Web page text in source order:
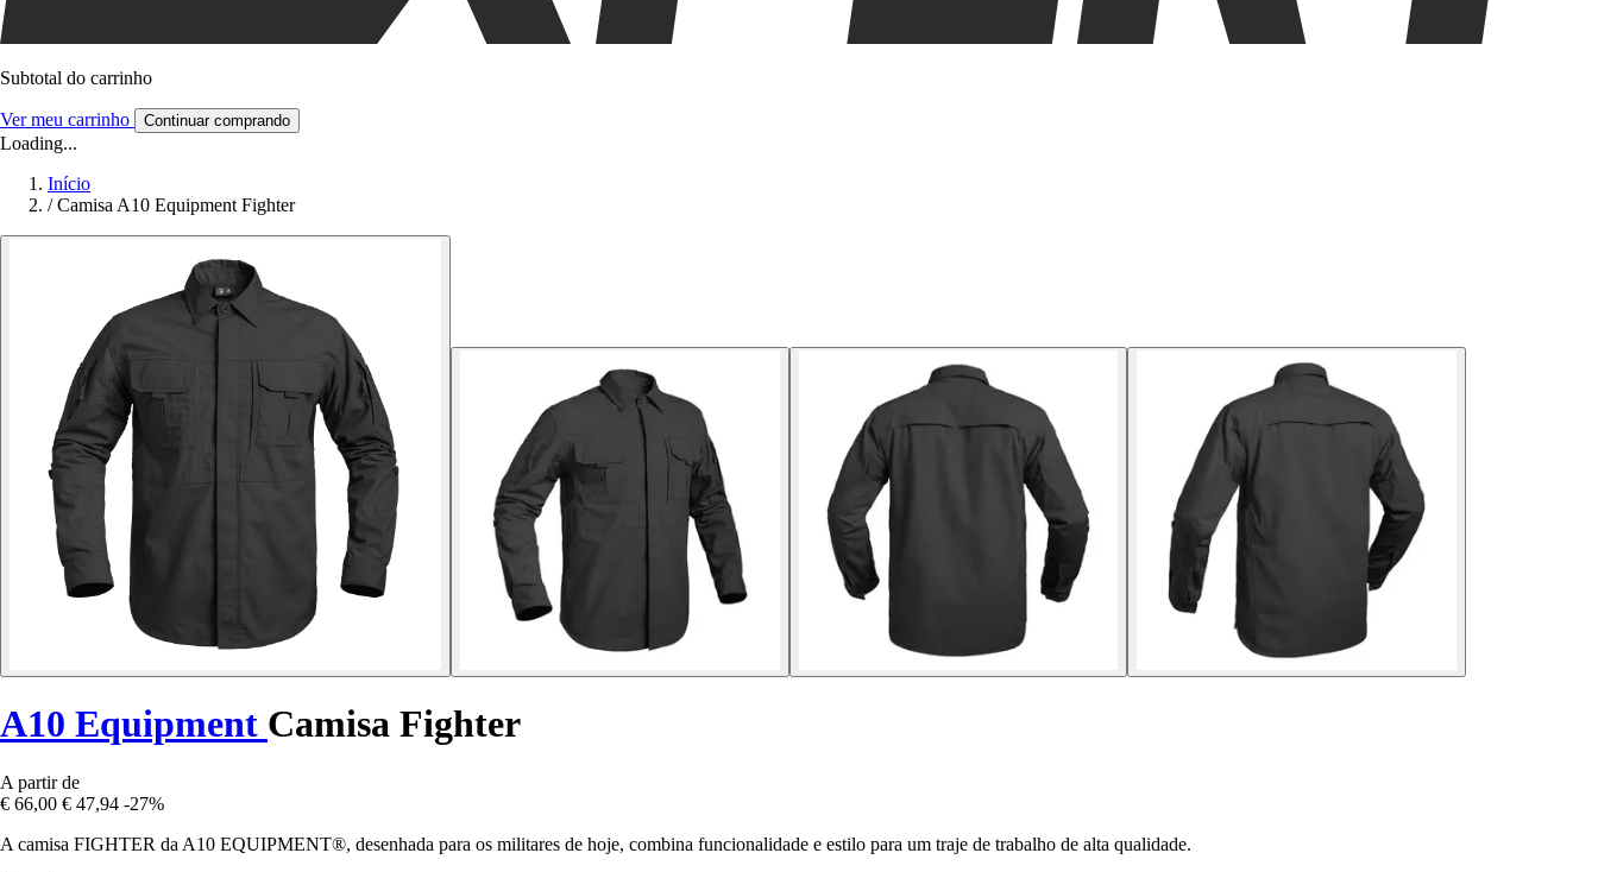
Subtotal do carrinho
Ver meu carrinho Continuar comprando
Loading...
Início
/ Camisa A10 Equipment Fighter
A10 Equipment Camisa Fighter
A partir de
€ 66,00 € 47,94 -27%
A camisa FIGHTER da A10 EQUIPMENT®, desenhada para os militares de hoje, combina funcionalidade e estilo para um traje de trabalho de alta qualidade.